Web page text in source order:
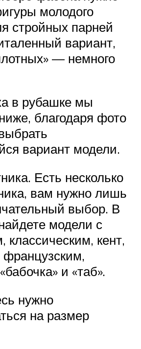
молодого
стройных парней
вариант,
— немного
в рубашке мы
благодаря фото
вариант модели.
Есть несколько
вам нужно лишь
выбор. В
модели с
классическим, кент,
французским,
и «таб».
нужно
на размер